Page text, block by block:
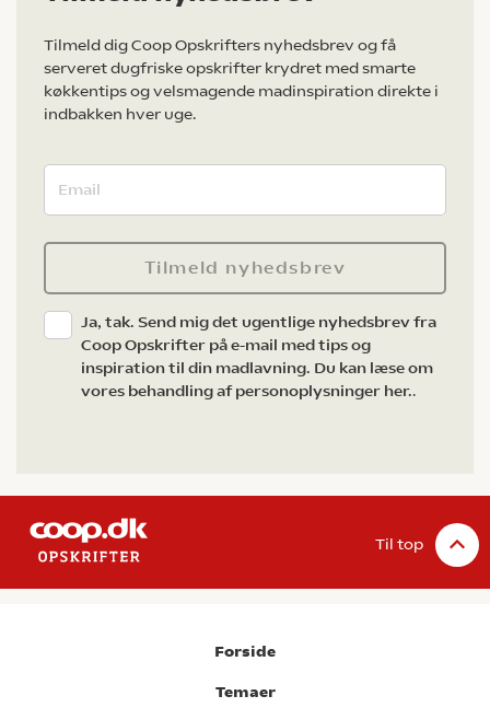
Tilmeld dig Coop Opskrifters nyhedsbrev og få
serveret dugfriske opskrifter krydret med smarte
køkkentips og velsmagende madinspiration direkte i
indbakken hver uge.
Tilmeld nyhedsbrev
Ja, tak. Send mig det ugentlige nyhedsbrev fra
Coop Opskrifter på e-mail med tips og
inspiration til din madlavning. Du kan læse om
vores behandling af personoplysninger her..
Til top
Forside
Temaer